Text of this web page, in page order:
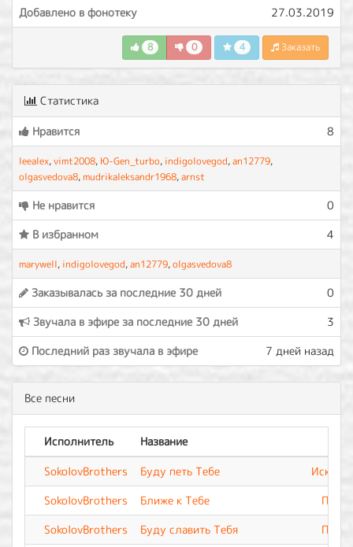
Добавлено в фонотеку
27.03.2019
8 0 4 Заказать
Статистика
Нравится 8
leealex,vimt2008, Ю-Gen_turbo, indigolovegod,an12779,
olgasvedova8, mudrikaleksandr1968,arnst
Не нравится
0
В избранном
4
marywell, indigolovegod,an12779,olgasvedova8
Заказывалась за последние 30 дней
0
Звучала в эфире за последние 30 дней
3
Последний раз звучала в эфире
7 дней назад
Все песни
Исполнитель Название
SokolovBrothers
Буду петь Тебе
SokolovBrothers
Ближе к Тебе
SokolovBrothers
Буду славить Тебя